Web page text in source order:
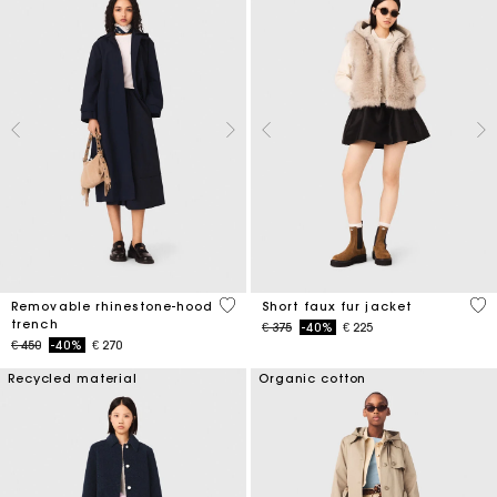
Removable rhinestone-hood
trench
Price reduced from
€ 450to-40% € 270
5 out of 5 Customer Rating
Short faux fur jacket
Price reduced from
€ 375to-40% € 225
4.5
Recycled material Organic cotton